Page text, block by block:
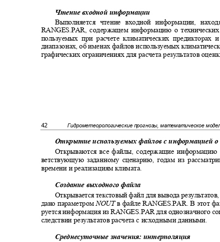
Чтение входной информации
Выполняется чтение входной информации,
RANGES.PAR,содержащем информацию о
пользуемых при расчете климатических
диапазонах, об именах файлов используемых
графических ограничениях для расчета результатов
42 Гидрометеорологические прогнозы, математическое
Открытие используемых файлов с информацией
Открываются все файлы, содержащие
ветствующую заданному сценарию, годам из
времени и реализациям климата.
Создание выходного файла
Открывается текстовый файл для вывода
дано параметромNOUTв файлеRANGES.PAR.В этот
руется информация изRANGES.PAR для однозначного
следствии результатов расчета с исходными данными.
Среднесуточные значения: интерполяция